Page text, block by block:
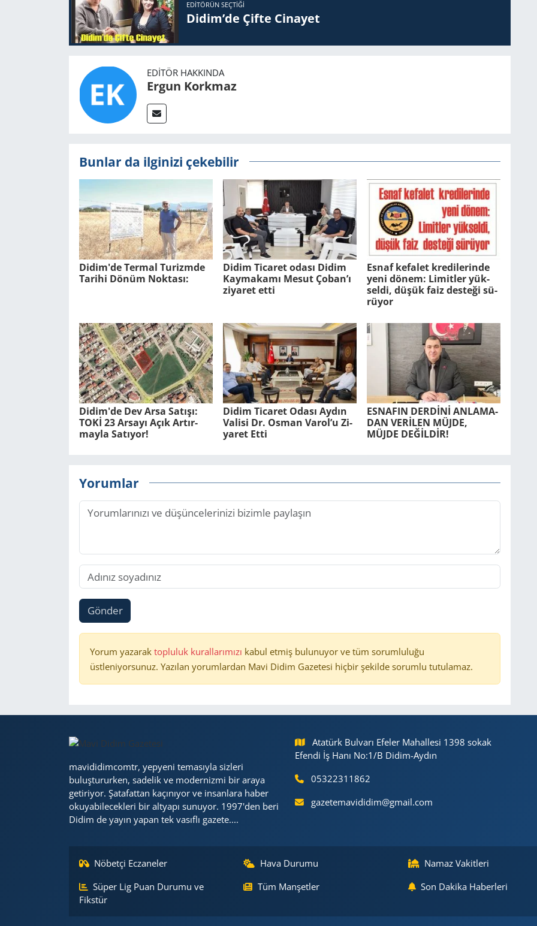
EDITÖRÜN SEÇTIĞI
Didim’de Çifte Ci­na­yet
EDITÖR HAKKINDA
Ergun Korkmaz
Bunlar da ilginizi çekebilir
Didim'de Ter­mal Tu­rizm­de
Ta­ri­hi Dönüm Nok­ta­sı:
Didim Ticaret odası Didim
Kaymakamı Mesut Çoban’ı
ziyaret etti
Esnaf ke­fa­let kre­di­le­rin­de
yeni dönem: Li­mit­ler yük­
sel­di, düşük faiz des­te­ği sü­
rü­yor
Didim'de Dev Arsa Sa­tı­şı:
TOKİ 23 Ar­sa­yı Açık Ar­tır­
may­la Sa­tı­yor!
Didim Ti­ca­ret Odası Aydın
Va­li­si Dr. Osman Varol’u Zi­
ya­ret Etti
ES­NA­FIN DERDİNİ AN­LA­MA­
DAN VERİLEN MÜJDE,
MÜJDE DEĞİLDİR!
Yorumlar
Gönder
Yorum yazarak topluluk kurallarımızı kabul etmiş bulunuyor ve tüm sorumluluğu
üstleniyorsunuz. Yazılan yorumlardan Mavi Didim Gazetesi hiçbir şekilde sorumlu tutulamaz.
mavididimcomtr, yepyeni temasıyla sizleri
buluştururken, sadelik ve modernizmi bir araya
getiriyor. Şatafattan kaçınıyor ve insanlara haber
okuyabilecekleri bir altyapı sunuyor. 1997'den beri
Didim de yayın yapan tek vasıflı gazete....
Atatürk Bulvarı Efeler Mahallesi 1398 sokak
Efendi İş Hanı No:1/B Didim-Aydın
05322311862
gazetemavididim@gmail.com
Nöbetçi Eczaneler Hava Durumu Namaz Vakitleri
Süper Lig Puan Durumu ve
Fikstür
Tüm Manşetler Son Dakika Haberleri